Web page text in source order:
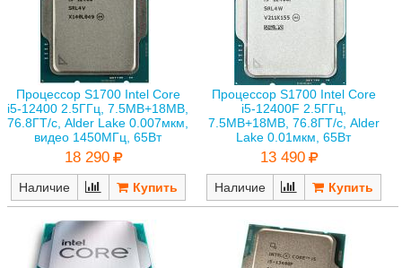
Процессор S1700 Intel Core
i5-12400 2.5ГГц, 7.5MB+18MB,
76.8ГТ/с, Alder Lake 0.007мкм,
видео 1450МГц, 65Вт
18 290
Наличие
Процессор S1700 Intel Core
i5-12400F 2.5ГГц,
7.5MB+18MB, 76.8ГТ/с, Alder
Lake 0.01мкм, 65Вт
13 490
Наличие